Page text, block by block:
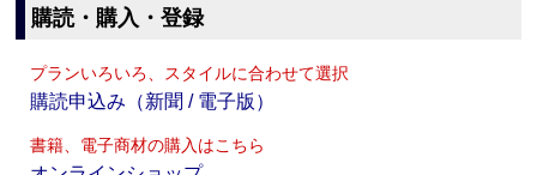
購読・購入・登録
プランいろいろ、スタイルに合わせて選択
購読申込み（新聞 / 電子版）
書籍、電子商材の購入はこちら